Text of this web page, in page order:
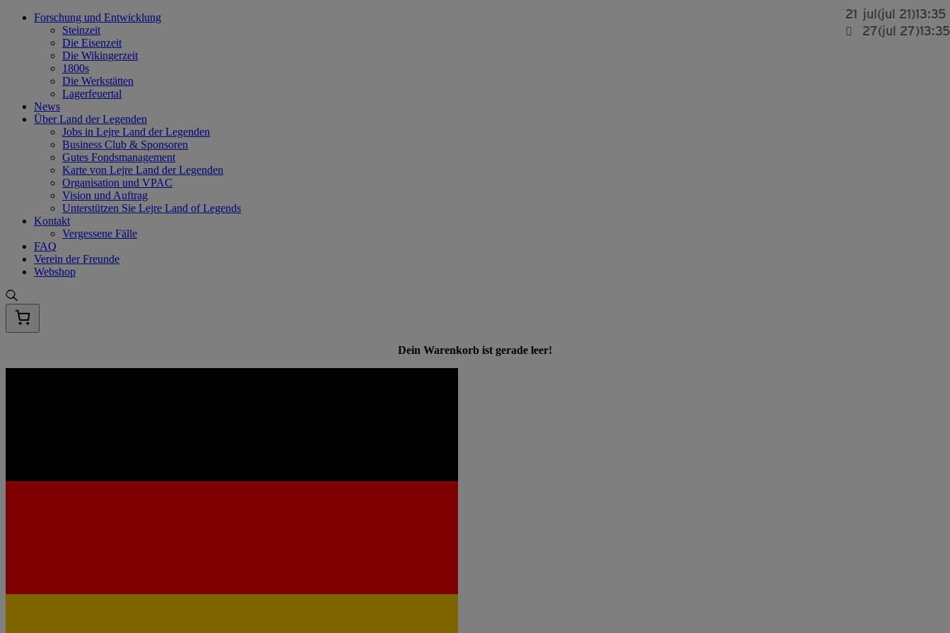
Skip
Forschung und Entwicklung
Steinzeit
Die Eisenzeit
Die Wikingerzeit
1800s
Die Werkstätten
Lagerfeuertal
News
Über Land der Legenden
Jobs in Lejre Land der Legenden
Business Club & Sponsoren
Gutes Fondsmanagement
Karte von Lejre Land der Legenden
Organisation und VPAC
Vision und Auftrag
Unterstützen Sie Lejre Land of Legends
Kontakt
Vergessene Fälle
FAQ
Verein der Freunde
Webshop
Dein Warenkorb ist gerade leer!
21 jul(jul 21)13:35
27(jul 27)13:35